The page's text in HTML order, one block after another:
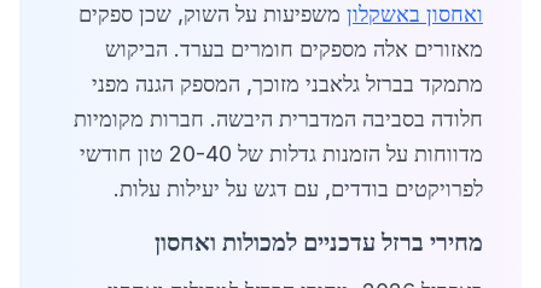
ואחסון באשקלון משפיעות על השוק, שכן ספקים
מאזורים אלה מספקים חומרים בערד. הביקוש
מתמקד בברזל גלאבני מזוכך, המספק הגנה מפני
חלודה בסביבה המדברית היבשה. חברות מקומיות
מדווחות על הזמנות גדלות של 20-40 טון חודשי
לפרויקטים בודדים, עם דגש על יעילות עלות.
מחירי ברזל עדכניים למכולות ואחסון